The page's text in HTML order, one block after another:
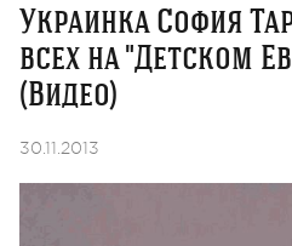
Украинка София
всех на "Детском
(Видео)
30.11.2013